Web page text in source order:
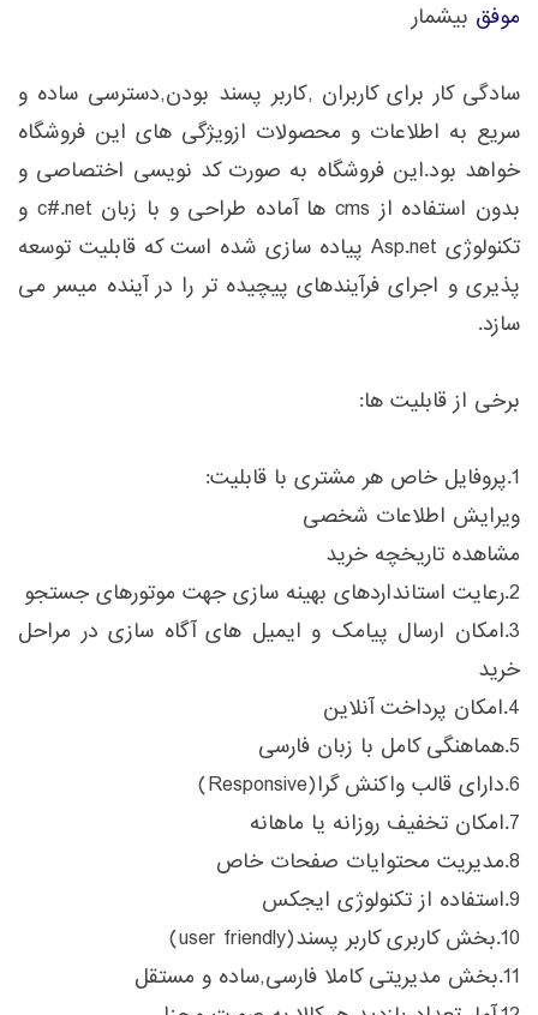
موفق بیشمار
سادگی کار برای کاربران ,کاربر پسند بودن,دسترسی ساده و
سریع به اطلاعات و محصولات ازویژگی های این فروشگاه
خواهد بود.این فروشگاه به صورت کد نویسی اختصاصی و
بدون استفاده از cms ها آماده طراحی و با زبان c#.net و
تکنولوژی Asp.net پیاده سازی شده است که قابلیت توسعه
پذیری و اجرای فرآیندهای پیچیده تر را در آینده میسر می
سازد.
برخی از قابلیت ها:
1.پروفایل خاص هر مشتری با قابلیت:
ویرایش اطلاعات شخصی
مشاهده تاریخچه خرید
2.رعایت استانداردهای بهینه سازی جهت موتورهای جستجو
3.امکان ارسال پیامک و ایمیل های آگاه سازی در مراحل
خرید
4.امکان پرداخت آنلاین
5.هماهنگی کامل با زبان فارسی
6.دارای قالب واکنش گرا(Responsive)
7.امکان تخفیف روزانه یا ماهانه
8.مدیریت محتوایات صفحات خاص
9.استفاده از تکنولوژی ایجکس
10.بخش کاربری کاربر پسند(user friendly)
11.بخش مدیریتی کاملا فارسی,ساده و مستقل